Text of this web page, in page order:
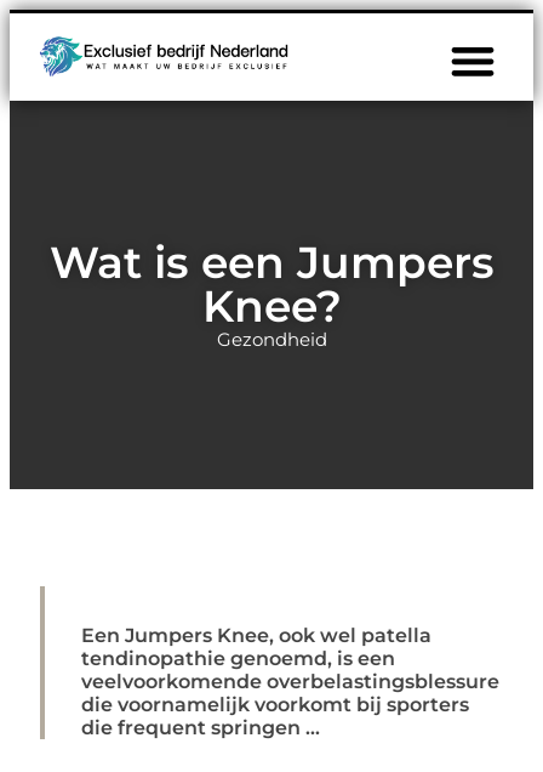
Wat is een Jumpers
Knee?
Gezondheid
Een Jumpers Knee, ook wel patella
tendinopathie genoemd, is een
veelvoorkomende overbelastingsblessure
die voornamelijk voorkomt bij sporters
die frequent springen ...